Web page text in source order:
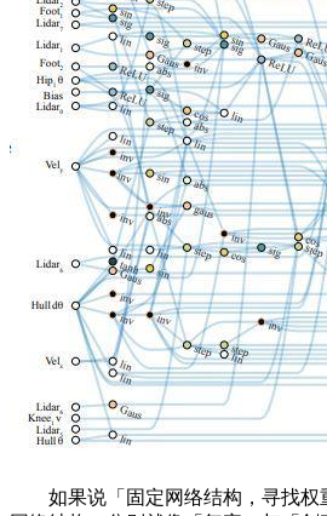
如果说「固定网络结构，寻找权